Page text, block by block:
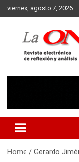
Skip
to
viernes, agosto 7, 2026
Home Gerardo